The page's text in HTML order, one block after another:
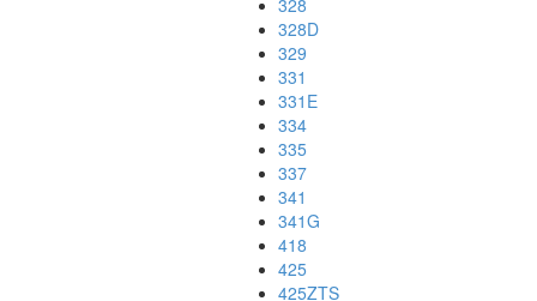
328
328D
329
331
331E
334
335
337
341
341G
418
425
425ZTS